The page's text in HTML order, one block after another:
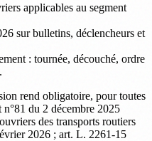
applicables au segment
sur bulletins, déclencheurs et
: tournée, découché, ordre
rend obligatoire, pour toutes
n°81 du 2 décembre 2025
des transports routiers
2026 ; art. L. 2261-15